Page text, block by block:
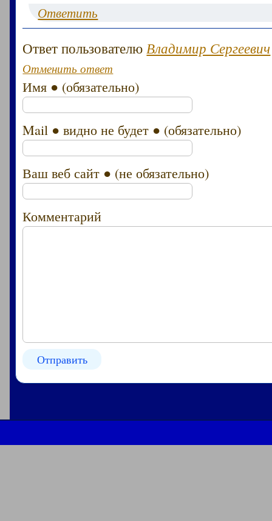
Ответить
Ответ пользователюВладимир Сергеевич
Отменить ответ
Имя ● (обязательно)
Mail ● видно не будет ● (обязательно)
Ваш веб сайт ● (не обязательно)
Комментарий